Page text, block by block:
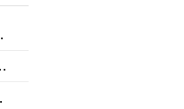
taurės atrankoje